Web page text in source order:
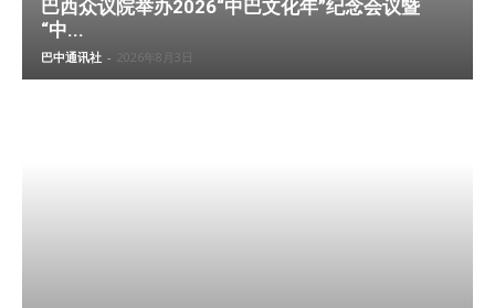
巴西众议院举办2026“中巴文化年”纪念会议暨
“中...
巴中通讯社 - 2026年8月3日